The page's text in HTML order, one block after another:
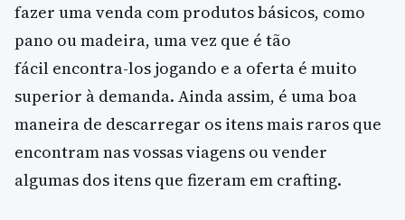
fazer uma venda com produtos básicos, como
pano ou madeira, uma vez que é tão
fácil encontra-los jogando e a oferta é muito
superior à demanda. Ainda assim, é uma boa
maneira de descarregar os itens mais raros que
encontram nas vossas viagens ou vender
algumas dos itens que fizeram em crafting.